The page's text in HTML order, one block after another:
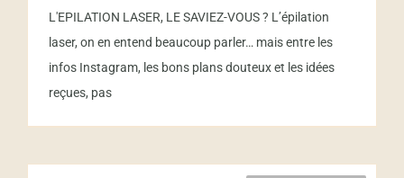
L'EPILATION LASER, LE SAVIEZ-VOUS ? L’épilation
laser, on en entend beaucoup parler… mais entre les
infos Instagram, les bons plans douteux et les idées
reçues, pas